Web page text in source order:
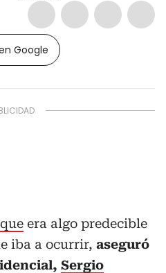
Google
era algo predecible
iba a ocurrir, aseguró
Sergio